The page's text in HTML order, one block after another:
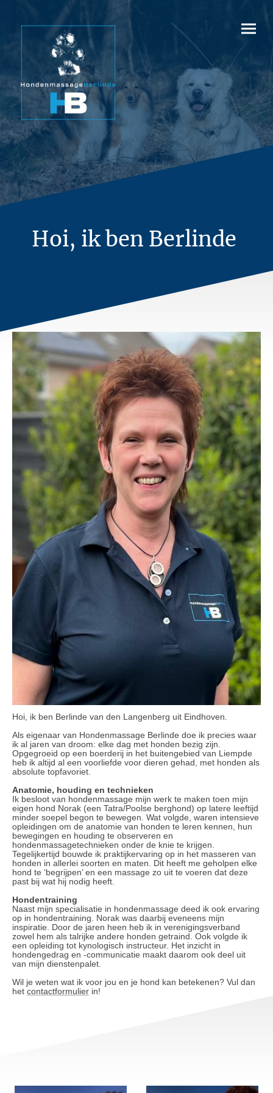
Hoi, ik ben Berlinde
Hoi, ik ben Berlinde van den Langenberg uit Eindhoven.
Als eigenaar van Hondenmassage Berlinde doe ik precies waar
ik al jaren van droom: elke dag met honden bezig zijn.
Opgegroeid op een boerderij in het buitengebied van Liempde
heb ik altijd al een voorliefde voor dieren gehad, met honden als
absolute topfavoriet.
Anatomie, houding en technieken
Ik besloot van hondenmassage mijn werk te maken toen mijn
eigen hond Norak (een Tatra/Poolse berghond) op latere leeftijd
minder soepel begon te bewegen. Wat volgde, waren intensieve
opleidingen om de anatomie van honden te leren kennen, hun
bewegingen en houding te observeren en
hondenmassagetechnieken onder de knie te krijgen.
Tegelijkertijd bouwde ik praktijkervaring op in het masseren van
honden in allerlei soorten en maten. Dit heeft me geholpen elke
hond te ‘begrijpen’ en een massage zo uit te voeren dat deze
past bij wat hij nodig heeft.
Hondentraining
Naast mijn specialisatie in hondenmassage deed ik ook ervaring
op in hondentraining. Norak was daarbij eveneens mijn
inspiratie. Door de jaren heen heb ik in verenigingsverband
zowel hem als talrijke andere honden getraind. Ook volgde ik
een opleiding tot kynologisch instructeur. Het inzicht in
hondengedrag en -communicatie maakt daarom ook deel uit
van mijn dienstenpalet.
Wil je weten wat ik voor jou en je hond kan betekenen? Vul dan
het contactformulier in!